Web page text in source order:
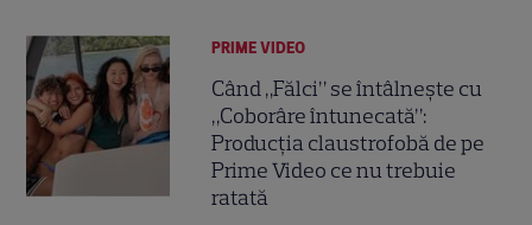
PRIME VIDEO
Când „Fălci” se întâlnește cu
„Coborâre întunecată”:
Producția claustrofobă de pe
Prime Video ce nu trebuie
ratată